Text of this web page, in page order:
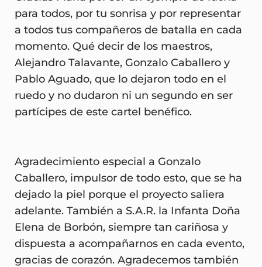
para todos, por tu sonrisa y por representar
a todos tus compañeros de batalla en cada
momento. Qué decir de los maestros,
Alejandro Talavante, Gonzalo Caballero y
Pablo Aguado, que lo dejaron todo en el
ruedo y no dudaron ni un segundo en ser
partícipes de este cartel benéfico.
Agradecimiento especial a Gonzalo
Caballero, impulsor de todo esto, que se ha
dejado la piel porque el proyecto saliera
adelante. También a S.A.R. la Infanta Doña
Elena de Borbón, siempre tan cariñosa y
dispuesta a acompañarnos en cada evento,
gracias de corazón. Agradecemos también